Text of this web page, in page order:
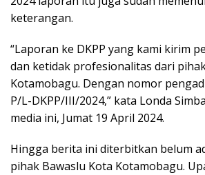
keterangan.
“Laporan ke DKPP yang kami kirim
dan ketidak profesionalitas dari
Kotamobagu. Dengan nomor
P/L-DKPP/III/2024,” kata Londa
media ini, Jumat 19 April 2024.
Hingga berita ini diterbitkan belum
pihak Bawaslu Kota Kotamobagu.